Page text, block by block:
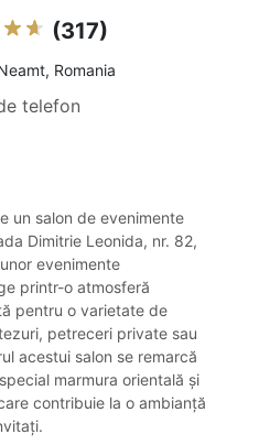
(317)
Romania
telefon
un salon de evenimente
Dimitrie Leonida, nr. 82,
evenimente
printr-o atmosferă
pentru o varietate de
petreceri private sau
acestui salon se remarcă
marmura orientală și
contribuie la o ambianță